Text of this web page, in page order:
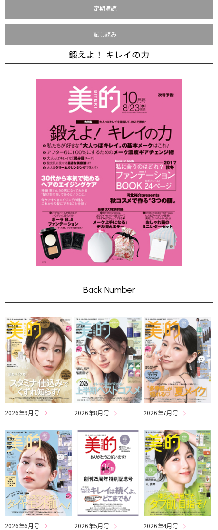
定期購読
試し読み
鍛えよ！ キレイの力
Back Number
2026年9月号 2026年8月号 2026年7月号
2026年6月号 2026年5月号 2026年4月号